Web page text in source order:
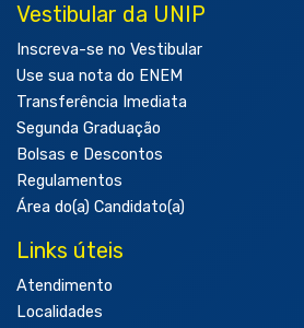
Vestibular da UNIP
Inscreva-se no Vestibular
Use sua nota do ENEM
Transferência Imediata
Segunda Graduação
Bolsas e Descontos
Regulamentos
Área do(a) Candidato(a)
Links úteis
Atendimento
Localidades